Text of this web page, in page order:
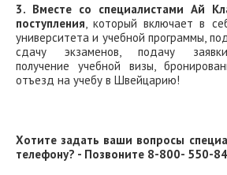
3. Вместе со специалистами Ай
поступления, который включает в
университета и учебной программы,
сдачу экзаменов, подачу
получение учебной визы,
отъезд на учебу в Швейцарию!
Хотите задать ваши вопросы
телефону? - Позвоните 8-800- 550-